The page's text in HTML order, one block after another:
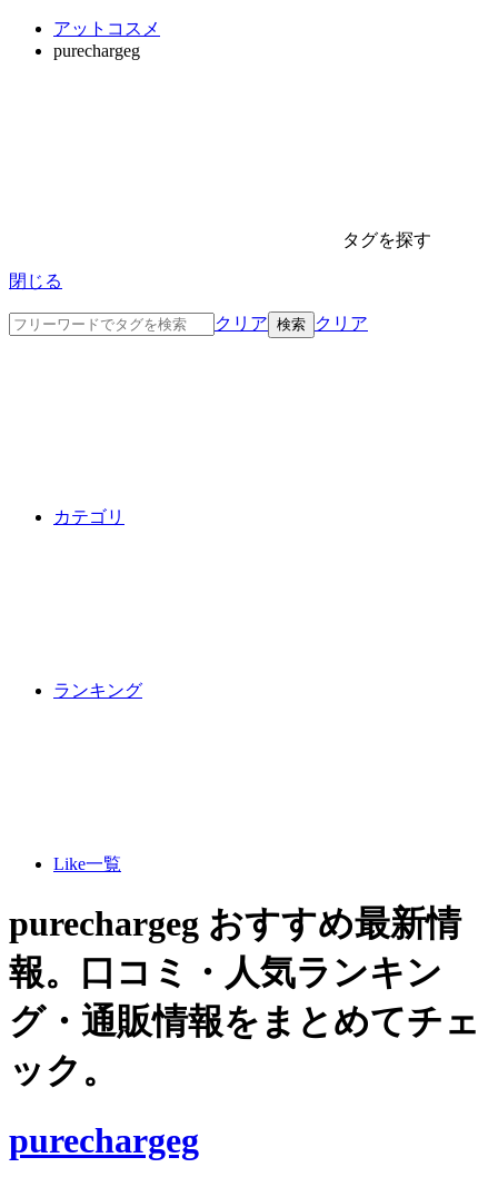
アットコスメ
purechargeg
タグを探す
閉じる
クリア クリア
カテゴリ
ランキング
Like一覧
purechargeg おすすめ最新情
報。口コミ・人気ランキン
グ・通販情報をまとめてチェ
ック。
purechargeg